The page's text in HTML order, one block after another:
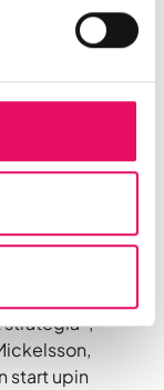
strategia-,
,
start upin